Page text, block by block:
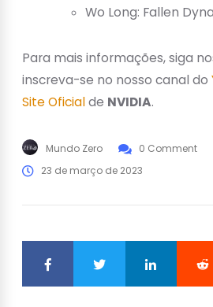
Wo Long: Fallen
Para mais informações, siga
inscreva-se no nosso canal do
Site Oficialde NVIDIA.
Mundo Zero 0 Comment
23 de março de 2023